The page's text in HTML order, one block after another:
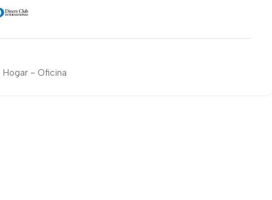
Hogar - Oficina